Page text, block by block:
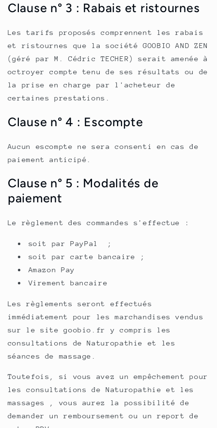
Clause n° 3 : Rabais et ristournes
Les tarifs proposés comprennent les rabais
et ristournes que la société GOOBIO AND ZEN
(géré par M. Cédric TECHER) serait amenée à
octroyer compte tenu de ses résultats ou de
la prise en charge par l'acheteur de
certaines prestations.
Clause n° 4 : Escompte
Aucun escompte ne sera consenti en cas de
paiement anticipé.
Clause n° 5 : Modalités de
paiement
Le règlement des commandes s'effectue :
soit par PayPal ;
soit par carte bancaire ;
Amazon Pay
Virement bancaire
Les règlements seront effectués
immédiatement pour les marchandises vendus
sur le site goobio.fr y compris les
consultations de Naturopathie et les
séances de massage.
Toutefois, si vous avez un empêchement pour
les consultations de Naturopathie et les
massages , vous aurez la possibilité de
demander un remboursement ou un report de